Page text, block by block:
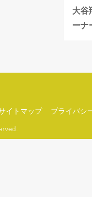
大谷
ーナ
イトマップ プライバシ